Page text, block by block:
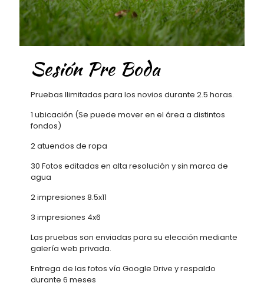
Sesión Pre Boda
Pruebas Ilimitadas para los novios durante 2.5 horas.
1 ubicación (Se puede mover en el área a distintos
fondos)
2 atuendos de ropa
30 Fotos editadas en alta resolución y sin marca de
agua
2 impresiones 8.5x11
3 impresiones 4x6
Las pruebas son enviadas para su elección mediante
galería web privada.
Entrega de las fotos vía Google Drive y respaldo
durante 6 meses